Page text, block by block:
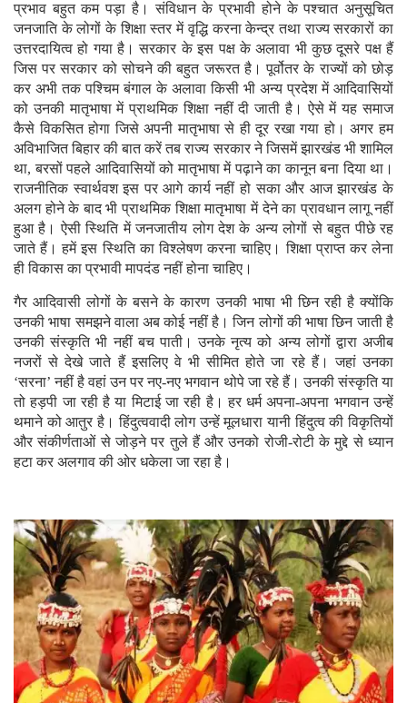
प्रभाव बहुत कम पड़ा है। संविधान के प्रभावी होने के पश्चात अनुसूचित
जनजाति के लोगों के शिक्षा स्तर में वृद्धि करना केन्द्र तथा राज्य सरकारों का
उत्तरदायित्व हो गया है। सरकार के इस पक्ष के अलावा भी कुछ दूसरे पक्ष हैं
जिस पर सरकार को सोचने की बहुत जरूरत है। पूर्वोतर के राज्यों को छोड़
कर अभी तक पश्चिम बंगाल के अलावा किसी भी अन्य प्रदेश में आदिवासियों
को उनकी मातृभाषा में प्राथमिक शिक्षा नहीं दी जाती है। ऐसे में यह समाज
कैसे विकसित होगा जिसे अपनी मातृभाषा से ही दूर रखा गया हो। अगर हम
अविभाजित बिहार की बात करें तब राज्य सरकार ने जिसमें झारखंड भी शामिल
था, बरसों पहले आदिवासियों को मातृभाषा में पढ़ाने का कानून बना दिया था।
राजनीतिक स्वार्थवश इस पर आगे कार्य नहीं हो सका और आज झारखंड के
अलग होने के बाद भी प्राथमिक शिक्षा मातृभाषा में देने का प्रावधान लागू नहीं
हुआ है। ऐसी स्थिति में जनजातीय लोग देश के अन्य लोगों से बहुत पीछे रह
जाते हैं। हमें इस स्थिति का विश्लेषण करना चाहिए। शिक्षा प्राप्त कर लेना
ही विकास का प्रभावी मापदंड नहीं होना चाहिए।
गैर आदिवासी लोगों के बसने के कारण उनकी भाषा भी छिन रही है क्योंकि
उनकी भाषा समझने वाला अब कोई नहीं है। जिन लोगों की भाषा छिन जाती है
उनकी संस्कृति भी नहीं बच पाती। उनके नृत्य को अन्य लोगों द्वारा अजीब
नजरों से देखे जाते हैं इसलिए वे भी सीमित होते जा रहे हैं। जहां उनका
‘सरना’ नहीं है वहां उन पर नए-नए भगवान थोपे जा रहे हैं। उनकी संस्कृति या
तो हड़पी जा रही है या मिटाई जा रही है। हर धर्म अपना-अपना भगवान उन्हें
थमाने को आतुर है। हिंदुत्ववादी लोग उन्हें मूलधारा यानी हिंदुत्व की विकृतियों
और संकीर्णताओं से जोड़ने पर तुले हैं और उनको रोजी-रोटी के मुद्दे से ध्यान
हटा कर अलगाव की ओर धकेला जा रहा है।